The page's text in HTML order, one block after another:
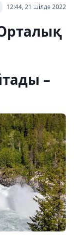
12:44, 21 шілде 2022
–